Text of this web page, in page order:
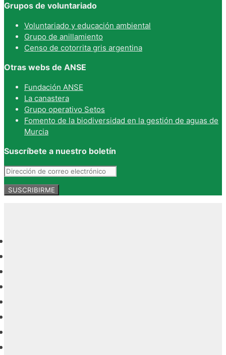
Grupos de voluntariado
Voluntariado y educación ambiental
Grupo de anillamiento
Censo de cotorrita gris argentina
Otras webs de ANSE
Fundación ANSE
La canastera
Grupo operativo Setos
Fomento de la biodiversidad en la gestión de aguas de
Murcia
Suscríbete a nuestro boletín